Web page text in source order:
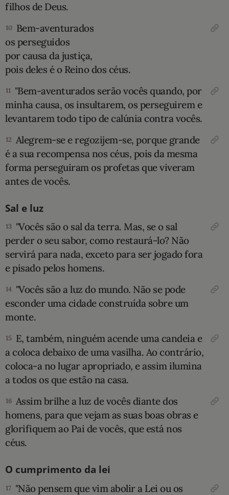
filhos de Deus.
10 Bem-aventurados
os perseguidos
por causa da justiça,
pois deles é o Reino dos céus.
11 "Bem-aventurados serão vocês quando, por
minha causa, os insultarem, os perseguirem e
levantarem todo tipo de calúnia contra vocês.
12 Alegrem-se e regozijem-se, porque grande
é a sua recompensa nos céus, pois da mesma
forma perseguiram os profetas que viveram
antes de vocês.
Sal e luz
13 "Vocês são o sal da terra. Mas, se o sal
perder o seu sabor, como restaurá-lo? Não
servirá para nada, exceto para ser jogado fora
e pisado pelos homens.
14 "Vocês são a luz do mundo. Não se pode
esconder uma cidade construída sobre um
monte.
15 E, também, ninguém acende uma candeia e
a coloca debaixo de uma vasilha. Ao contrário,
coloca-a no lugar apropriado, e assim ilumina
a todos os que estão na casa.
16 Assim brilhe a luz de vocês diante dos
homens, para que vejam as suas boas obras e
glorifiquem ao Pai de vocês, que está nos
céus.
O cumprimento da lei
17 "Não pensem que vim abolir a Lei ou os